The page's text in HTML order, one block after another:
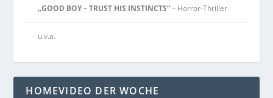
„GOOD BOY – TRUST HIS INSTINCTS“– Horror-Thriller
u.v.a.
HOMEVIDEO DER WOCHE